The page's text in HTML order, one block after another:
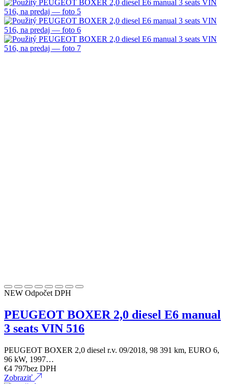
NEW Odpočet DPH
PEUGEOT BOXER 2,0 diesel E6 manual
3 seats VIN 516
PEUGEOT BOXER 2,0 diesel r.v. 09/2018, 98 391 km, EURO 6,
96 kW, 1997…
€4 797bez DPH
Zobraziť